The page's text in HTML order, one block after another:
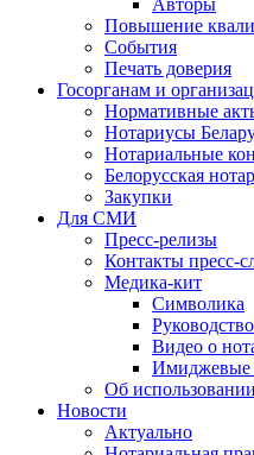
Авторы
Повышение
События
Печать доверия
Госорганам и
Нормативные
Нотариусы
Нотариальные
Белорусская
Закупки
Для СМИ
Пресс-релизы
Контакты пресс-
Медика-кит
Символика
Видео о
Имиджевые
Об
Новости
Актуально